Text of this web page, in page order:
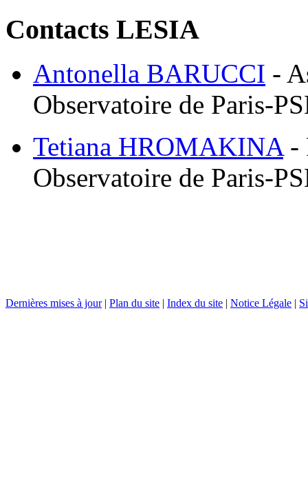
Contacts LESIA
Antonella BARUCCI -
Observatoire de Paris-
Tetiana HROMAKINA-
Observatoire de Paris-
Dernières mises à jour| Plan du site | Index du site | Notice Légale |